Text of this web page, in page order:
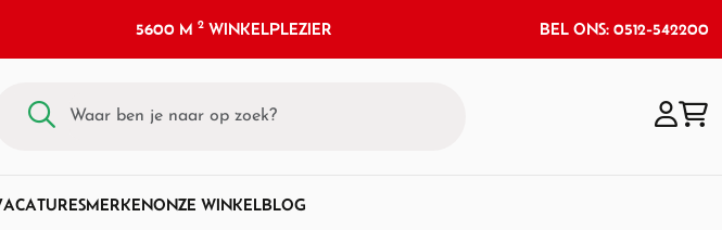
5600 M2 WINKELPLEZIER BEL ONS: 0512-542200
MERKENONZE WINKELBLOG